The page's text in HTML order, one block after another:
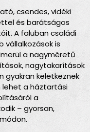
csendes, vidéki
és barátságos
A faluban családi
vállalkozások is
a nagyméretű
nagytakarítások
gyakran keletkeznek
lehet a háztartási
a
– gyorsan,